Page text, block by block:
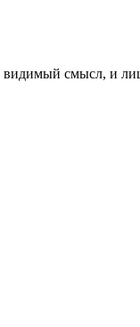
видимый смысл, и